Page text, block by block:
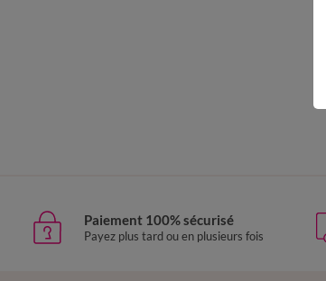
Paiement 100% sécurisé
Payez plus tard ou en plusieurs fois